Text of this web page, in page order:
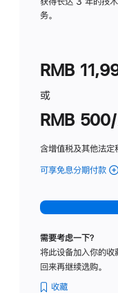
务。
RMB
或
RMB
含增值税及其他法定
可享免息分期付款
-
标
璃
需要考虑一下？
将此设备加入你的收
回来再继续选购。
收藏